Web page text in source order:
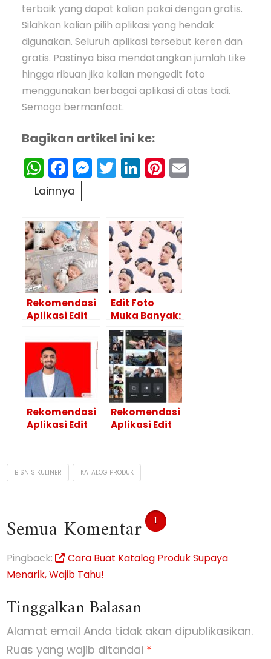
terbaik yang dapat kalian pakai dengan gratis.
Silahkan kalian pilih aplikasi yang hendak
digunakan. Seluruh aplikasi tersebut keren dan
gratis. Pastinya bisa mendatangkan jumlah Like
hingga ribuan jika kalian mengedit foto
menggunakan berbagai aplikasi di atas tadi.
Semoga bermanfaat.
Bagikan artikel ini ke:
WhatsApp
Facebook
Messenger
Twitter
LinkedIn
Pinterest
Lainnya
Rekomendasi
Aplikasi Edit
Terbaik
Edit Foto
Muka Banyak:
Rekomendasi
Aplikasi dan
Caranya
Rekomendasi
Aplikasi Edit
Mudah dan
Cepat
Rekomendasi
Aplikasi Edit
Android
BISNIS KULINER KATALOG PRODUK
Semua Komentar 1
Pingback:
Cara Buat Katalog Produk Supaya
Menarik, Wajib Tahu!
Tinggalkan Balasan
Alamat email Anda tidak akan dipublikasikan.
Ruas yang wajib ditandai *